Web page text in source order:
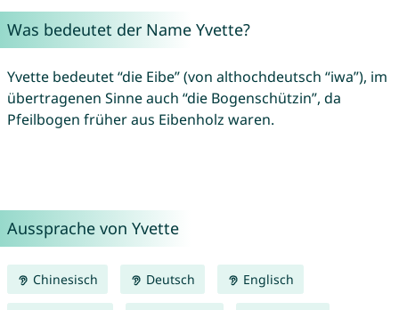
Was bedeutet der Name Yvette?
Yvette bedeutet “die Eibe” (von althochdeutsch “iwa”), im
übertragenen Sinne auch “die Bogenschützin”, da
Pfeilbogen früher aus Eibenholz waren.
Aussprache von Yvette
Chinesisch Deutsch Englisch